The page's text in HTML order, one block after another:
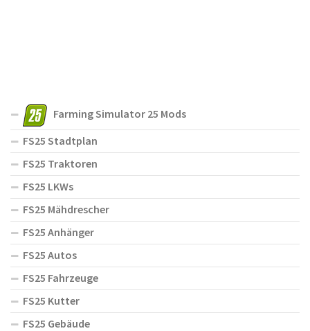
Farming Simulator 25 Mods
FS25 Stadtplan
FS25 Traktoren
FS25 LKWs
FS25 Mähdrescher
FS25 Anhänger
FS25 Autos
FS25 Fahrzeuge
FS25 Kutter
FS25 Gebäude